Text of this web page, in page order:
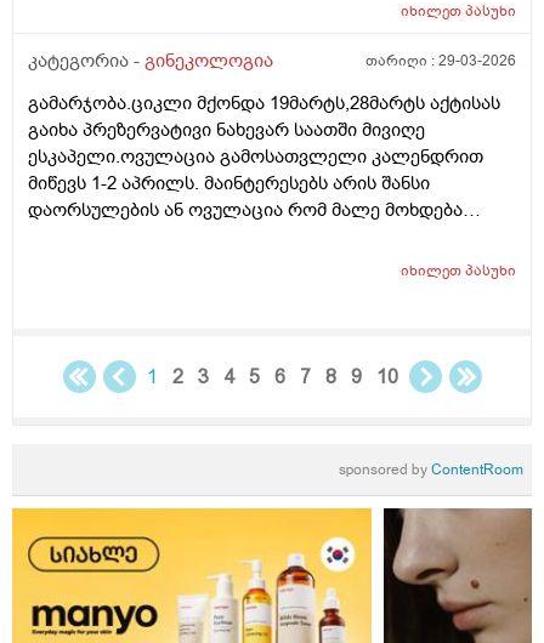
იხილეთპასუხი
კატეგორია - გინეკოლოგია თარიღი :29-03-2026
გამარჯობა.ციკლი მქონდა 19მარტს,28მარტს აქტისას
გაიხა პრეზერვატივი ნახევარ საათში მივიღე
ესკაპელი.ოვულაცია გამოსათვლელი კალენდრით
მიწევს 1-2 აპრილს. მაინტერესებს არის შანსი
დაორსულების ან ოვულაცია რომ მალე მოხდება
კვებაზე მყავს ბავშვი ხშირდ ვერ ვთავაზობ და იქნებ
იხილეთპასუხი
1 2 3 4 5 6 7 8 9 10
sponsored byContentRoom